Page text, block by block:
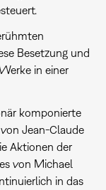
Besetzung und
in einer
komponierte
Jean-Claude
Aktionen der
von Michael
in das